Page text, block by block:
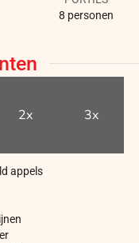
8 personen
2x 3x
appels